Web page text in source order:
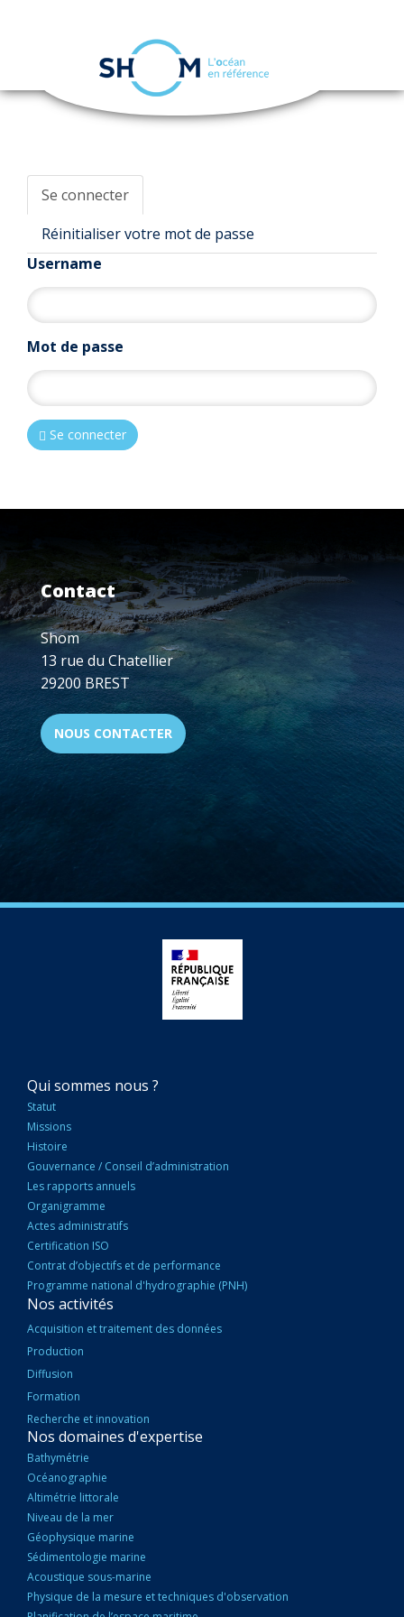
Aller
navigation
ONGLETS
PRINCIPAUX
Se connecter
Réinitialiser votre mot de passe
Username
Mot de passe
Se connecter
Contact
Shom
13 rue du Chatellier
29200 BREST
NOUS CONTACTER
NAVIGATION
PRINCIPALE
Qui sommes nous ?
Statut
Missions
Histoire
Gouvernance / Conseil d’administration
Les rapports annuels
Organigramme
Actes administratifs
Certification ISO
Contrat d’objectifs et de performance
Programme national d'hydrographie (PNH)
Nos activités
Acquisition et traitement des données
Production
Diffusion
Formation
Recherche et innovation
Nos domaines d'expertise
Bathymétrie
Océanographie
Altimétrie littorale
Niveau de la mer
Géophysique marine
Sédimentologie marine
Acoustique sous-marine
Physique de la mesure et techniques d'observation